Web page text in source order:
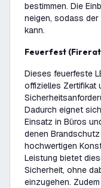
bestimmen. Die
neigen, sodass
kann.
Feuerfest
Dieses feuerfeste
offizielles Zertifikat
Dadurch eignet
Einsatz in Büros
denen
hochwertigen
Leistung bietet
Sicherheit, ohne
einzugehen.